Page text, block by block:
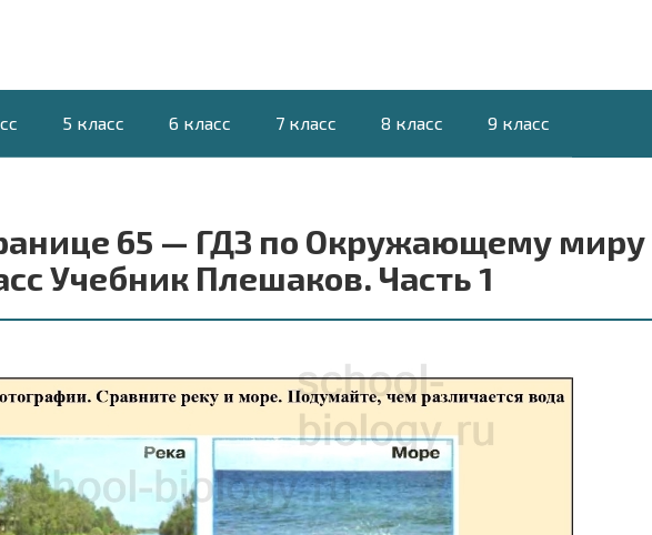
5 класс 6 класс 7 класс 8 класс 9 класс
65 — ГДЗ по Окружающему миру
Учебник Плешаков. Часть 1